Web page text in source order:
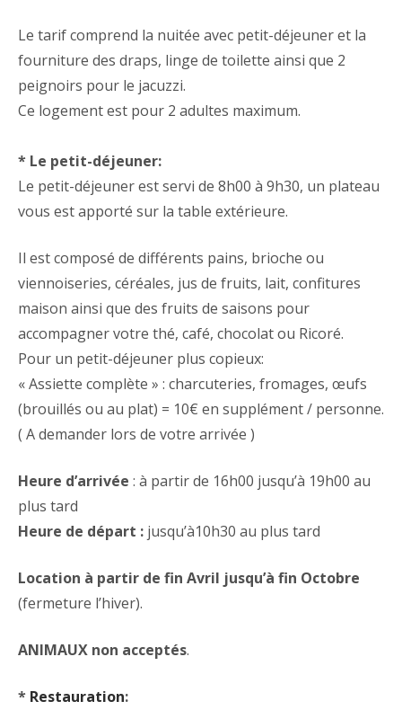
Le tarif comprend la nuitée avec petit-déjeuner et la
fourniture des draps, linge de toilette ainsi que 2
peignoirs pour le jacuzzi.
Ce logement est pour 2 adultes maximum.
* Le petit-déjeuner:
Le petit-déjeuner est servi de 8h00 à 9h30, un plateau
vous est apporté sur la table extérieure.
Il est composé de différents pains, brioche ou
viennoiseries, céréales, jus de fruits, lait, confitures
maison ainsi que des fruits de saisons pour
accompagner votre thé, café, chocolat ou Ricoré.
Pour un petit-déjeuner plus copieux:
« Assiette complète » : charcuteries, fromages, œufs
(brouillés ou au plat) = 10€ en supplément / personne.
( A demander lors de votre arrivée )
Heure d’arrivée : à partir de 16h00 jusqu’à 19h00 au
plus tard
Heure de départ : jusqu’à10h30 au plus tard
Location à partir de fin Avril jusqu’à fin Octobre
(fermeture l’hiver).
ANIMAUX non acceptés.
* Restauration: